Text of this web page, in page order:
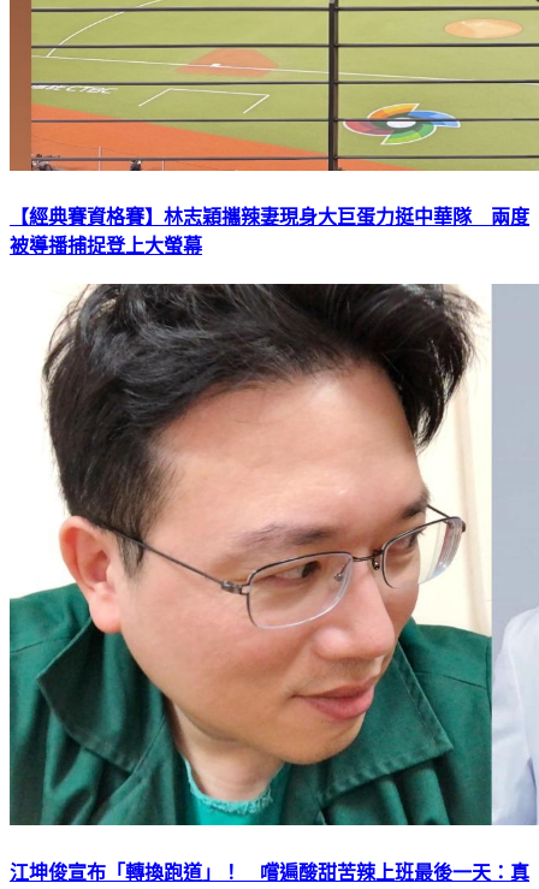
【經典賽資格賽】林志穎攜辣妻現身大巨蛋力挺中華隊 兩度
被導播捕捉登上大螢幕
江坤俊宣布「轉換跑道」！ 嚐遍酸甜苦辣上班最後一天：真